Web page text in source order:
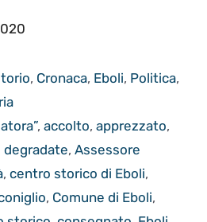
, Cronaca, Eboli, Politica,
,accolto,apprezzato,
degradate, Assessore
, centro storico di Eboli,
, Comune di Eboli,